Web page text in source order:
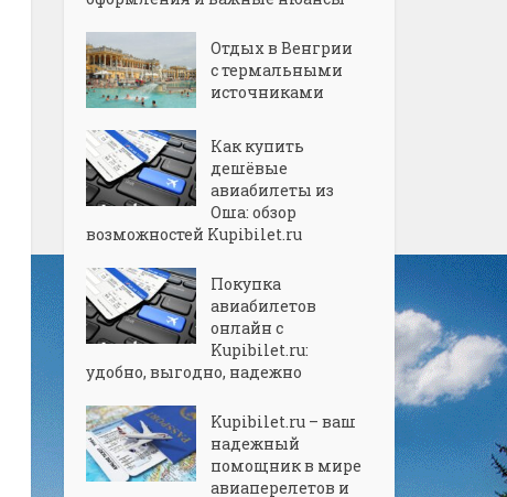
Отдых в Венгрии
с термальными
источниками
Как купить
дешёвые
авиабилеты из
Оша: обзор
возможностей Kupibilet.ru
Покупка
авиабилетов
онлайн с
Kupibilet.ru:
удобно, выгодно, надежно
Kupibilet.ru – ваш
надежный
помощник в мире
авиаперелетов и